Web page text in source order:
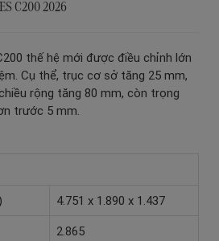
C200 2026
thế hệ mới được điều chỉnh lớn
Cụ thể, trục cơ sở tăng 25 mm,
rộng tăng 80 mm, còn trọng
trước 5 mm.
4.751 x 1.890 x 1.437
2.865